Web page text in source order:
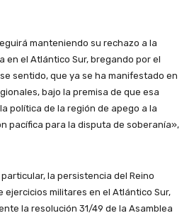
manteniendo su rechazo a la
en el Atlántico Sur, bregando por el
sentido, que ya se ha manifestado en
bajo la premisa de que esa
política de la región de apego a la
pacífica para la disputa de soberanía»,
la persistencia del Reino
ejercicios militares en el Atlántico Sur,
la resolución 31/49 de la Asamblea